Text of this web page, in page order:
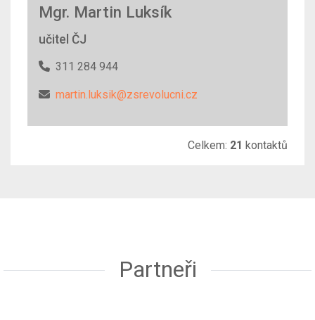
Mgr. Martin Luksík
učitel ČJ
311 284 944
martin.luksik@zsrevolucni.cz
Celkem: 21 kontaktů
Partneři